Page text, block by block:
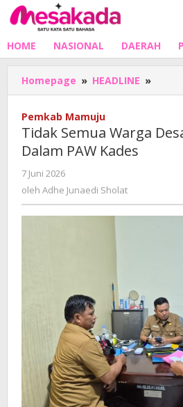
Lewati
ke
HOME NASIONAL DAERAH
Homepage » HEADLINE »
Jadi
Pemkab Mamuju
Tidak Semua Warga
Dalam PAW Kades
7 Juni 2026
oleh Adhe Junaedi Sholat